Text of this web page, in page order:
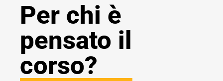
Per chi è
pensato il
corso?